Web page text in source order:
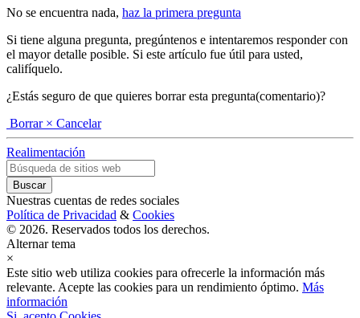
No se encuentra nada, haz la primera pregunta
Si tiene alguna pregunta, pregúntenos e intentaremos responder con
el mayor detalle posible. Si este artículo fue útil para usted,
califíquelo.
¿Estás seguro de que quieres borrar esta pregunta(comentario)?
Borrar × Cancelar
Realimentación
Nuestras cuentas de redes sociales
Política de Privacidad & Cookies
© 2026. Reservados todos los derechos.
Alternar tema
×
Este sitio web utiliza cookies para ofrecerle la información más
relevante. Acepte las cookies para un rendimiento óptimo. Más
información